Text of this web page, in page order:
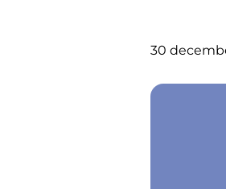
30